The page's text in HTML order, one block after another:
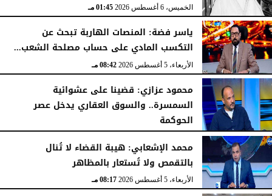
الخميس، 6 أغسطس 2026 01:45 مـ
ياسر فضة: المنصات الهاربة تبحث عن
التكسب المادي على حساب مصلحة الشعب...
الأربعاء، 5 أغسطس 2026 08:42 مـ
محمود عزازي: قضينا على عشوائية
السمسرة.. والسوق العقاري يدخل عصر
الحوكمة
الأربعاء، 5 أغسطس 2026
محمد الإشعابي: هيبة القضاء لا تُنال
بالتقمص ولا تُستعار بالمظاهر
الأربعاء، 5 أغسطس 2026 08:17 مـ